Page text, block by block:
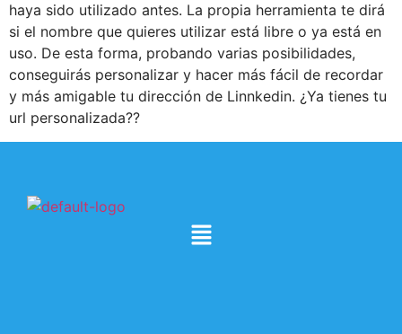
haya sido utilizado antes. La propia herramienta te dirá
si el nombre que quieres utilizar está libre o ya está en
uso. De esta forma, probando varias posibilidades,
conseguirás personalizar y hacer más fácil de recordar
y más amigable tu dirección de Linnkedin. ¿Ya tienes tu
url personalizada??